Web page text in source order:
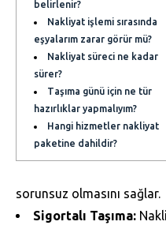
belirlenir?
Nakliyat işlemi sırasında
eşyalarım zarar görür mü?
Nakliyat süreci ne kadar
sürer?
Taşıma günü için ne tür
hazırlıklar yapmalıyım?
Hangi hizmetler nakliyat
paketine dahildir?
sorunsuz olmasını sağlar.
Sigortalı Taşıma: